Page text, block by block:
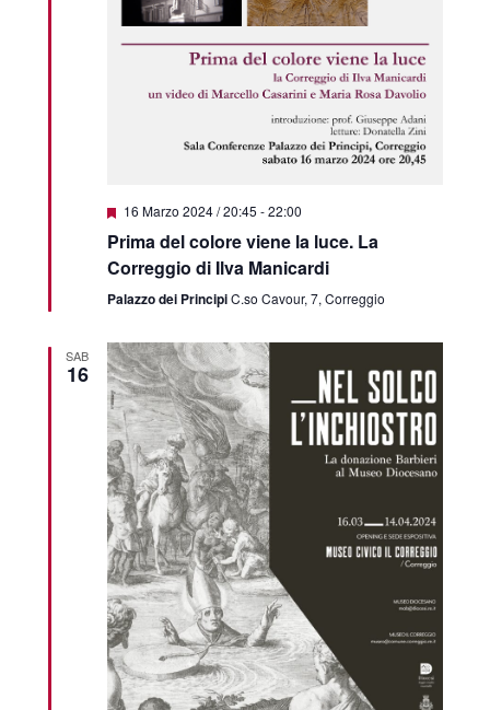
Featured
16 Marzo 2024 / 20:45 -22:00
Prima del colore viene la luce. La
Correggio di Ilva Manicardi
Palazzo dei PrincipiC.so Cavour, 7, Correggio
SAB
16